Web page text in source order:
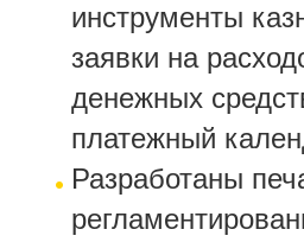
инструменты
заявки на
денежных
платежный
Разработаны